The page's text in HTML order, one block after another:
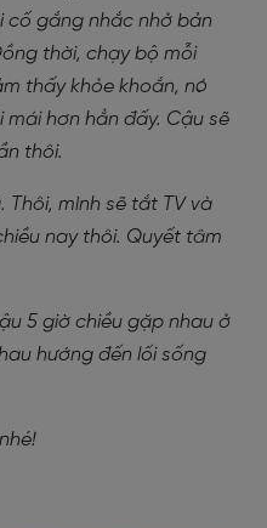
cố gắng nhắc nhở bản
thời, chạy bộ mỗi
thấy khỏe khoắn, nó
hơn hẳn đấy. Cậu sẽ
thôi.
Thôi, mình sẽ tắt TV và
nay thôi. Quyết tâm
5 giờ chiều gặp nhau ở
hướng đến lối sống